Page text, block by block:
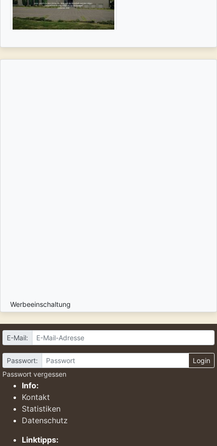
Werbeeinschaltung
E-Mail:
Passwort:
Login
Passwort vergessen
Info:
Kontakt
Statistiken
Datenschutz
Linktipps: